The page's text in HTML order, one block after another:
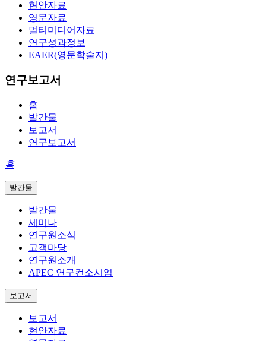
현안자료
영문자료
멀티미디어자료
연구성과정보
EAER(영문학술지)
연구보고서
홈
발간물
보고서
연구보고서
홈
발간물
발간물
세미나
연구원소식
고객마당
연구원소개
APEC 연구컨소시엄
보고서
보고서
현안자료